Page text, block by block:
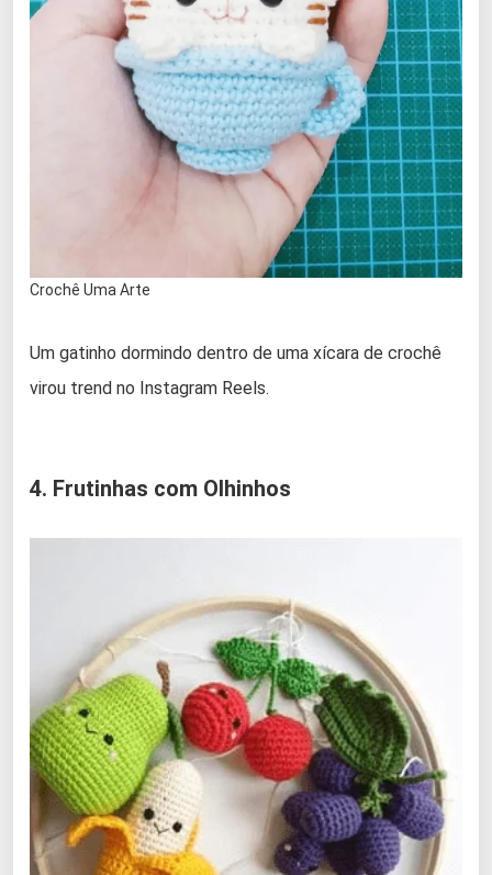
Crochê Uma Arte
Um gatinho dormindo dentro de uma xícara de crochê
virou trend no Instagram Reels.
4. Frutinhas com Olhinhos